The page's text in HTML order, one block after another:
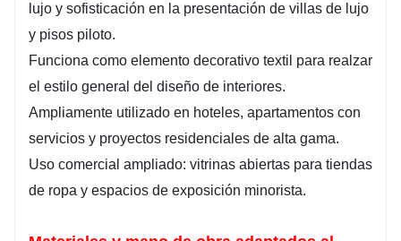
lujo y sofisticación en la presentación de villas de lujo
y pisos piloto.
Funciona como elemento decorativo textil para realzar
el estilo general del diseño de interiores.
Ampliamente utilizado en hoteles, apartamentos con
servicios y proyectos residenciales de alta gama.
Uso comercial ampliado: vitrinas abiertas para tiendas
de ropa y espacios de exposición minorista.